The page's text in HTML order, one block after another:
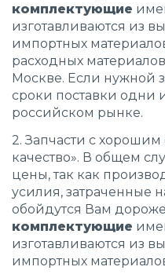
комплектующие
изготавливаются из
импортных
расходных
Москве. Если нужной
сроки поставки одни
российском рынке.
2. Запчасти с
качество». В общем
цены, так как
усилия, затраченные
обойдутся Вам
комплектующие
изготавливаются из
импортных